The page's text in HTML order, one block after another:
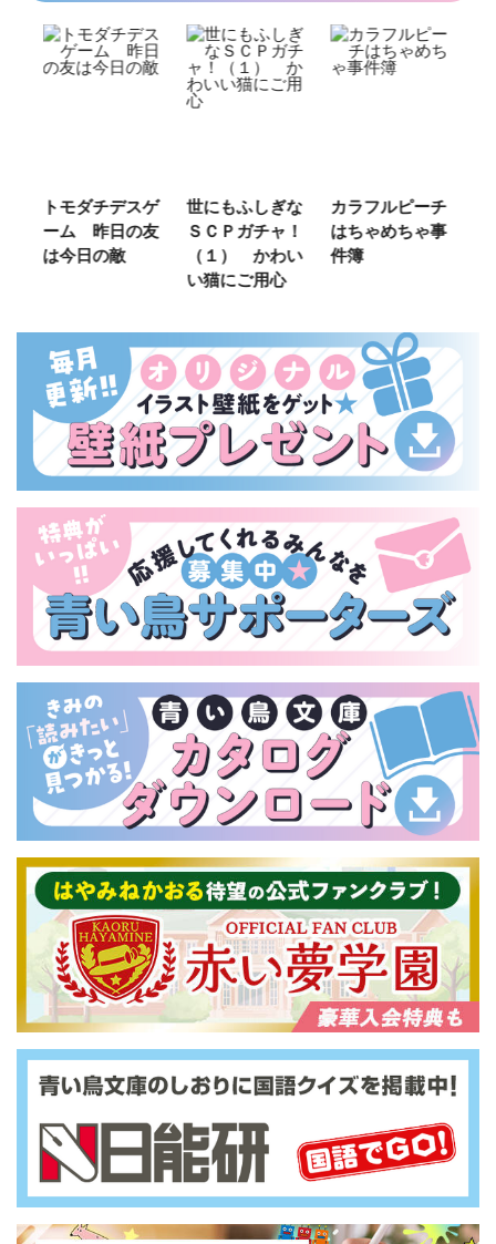
トモダチデスゲ
ーム 昨日の友
は今日の敵
世にもふしぎな
ＳＣＰガチャ！
（１） かわい
い猫にご用心
カラフルピーチ
はちゃめちゃ事
件簿